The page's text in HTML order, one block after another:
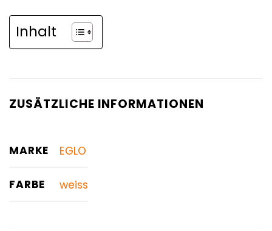
Inhalt
ZUSÄTZLICHE INFORMATIONEN
MARKE EGLO
FARBE weiss